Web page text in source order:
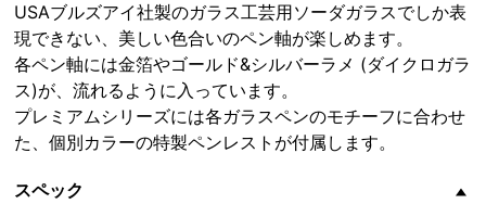
USAブルズアイ社製のガラス工芸用ソーダガラスでしか表
現できない、美しい色合いのペン軸が楽しめます。
各ペン軸には金箔やゴールド&シルバーラメ (ダイクロガラ
ス)が、流れるように入っています。
プレミアムシリーズには各ガラスペンのモチーフに合わせ
た、個別カラーの特製ペンレストが付属します。
スペック